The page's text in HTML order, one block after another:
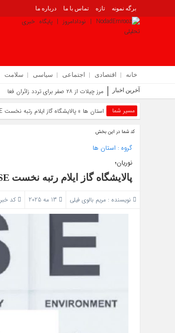
برگه نمونه تازه تماس با ما درباره ما
خانه اقتصادی اجتماعی سیاسی سلامت
آخرین اخبار مرز چیلات از ۲۸ صفر برای تردد زائران فعال می‌ شود | توسعه زیرساخت‌ ها و ا
مسیر شما استان ها » پالایشگاه گاز ایلام رتبه نخست HSE و پدافند غیرعامل را در کشور کسب کرد
کد شما در این بخش
گروه : استان ها
نوریان؛
پالایشگاه گاز ایلام رتبه نخست HSE و پدافند غیرعامل را در کشور کسب کرد
نویسنده : مریم بالوی فیلی کد خبر 30942